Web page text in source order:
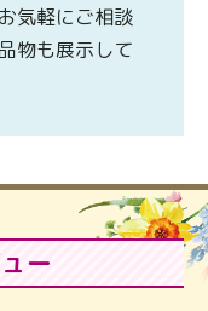
気軽にご相談
物も展示して
ー